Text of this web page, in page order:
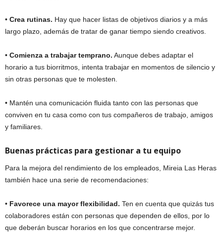
• Crea rutinas. Hay que hacer listas de objetivos diarios y a más
largo plazo, además de tratar de ganar tiempo siendo creativos.
• Comienza a trabajar temprano. Aunque debes adaptar el
horario a tus biorritmos, intenta trabajar en momentos de silencio y
sin otras personas que te molesten.
• Mantén una comunicación fluida tanto con las personas que
conviven en tu casa como con tus compañeros de trabajo, amigos
y familiares.
Buenas prácticas para gestionar a tu equipo
Para la mejora del rendimiento de los empleados, Mireia Las Heras
también hace una serie de recomendaciones:
• Favorece una mayor flexibilidad. Ten en cuenta que quizás tus
colaboradores están con personas que dependen de ellos, por lo
que deberán buscar horarios en los que concentrarse mejor.